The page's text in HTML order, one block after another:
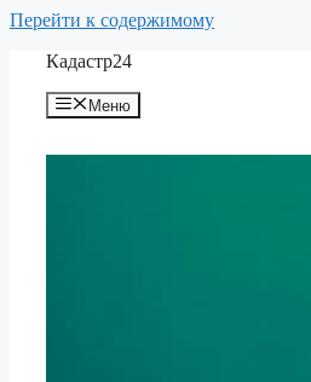
Перейти к содержимому
Кадастр24
Меню